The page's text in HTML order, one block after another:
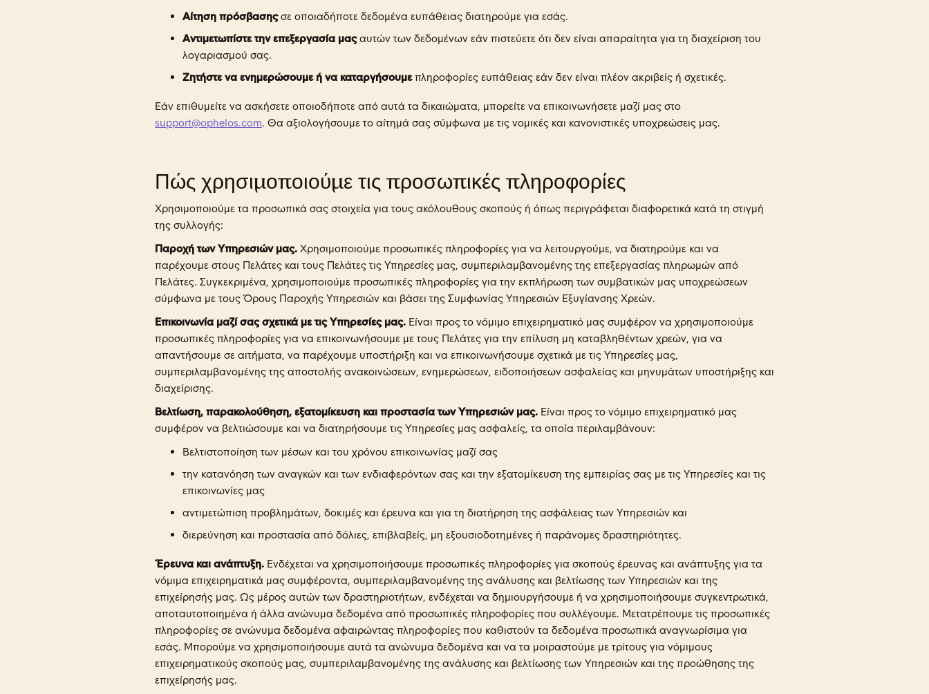
Αίτηση πρόσβασηςσε οποιαδήποτε δεδομένα ευπάθειας διατηρούμε για εσάς.
Αντιμετωπίστε την επεξεργασία μαςαυτών των δεδομένων εάν πιστεύετε ότι δεν είναι απαραίτητα για τη διαχείριση του
λογαριασμού σας.
Ζητήστε να ενημερώσουμε ή να καταργήσουμεπληροφορίες ευπάθειας εάν δεν είναι πλέον ακριβείς ή σχετικές.
Εάν επιθυμείτε να ασκήσετε οποιοδήποτε από αυτά τα δικαιώματα, μπορείτε να επικοινωνήσετε μαζί μας στο
support@ophelos.com. Θα αξιολογήσουμε το αίτημά σας σύμφωνα με τις νομικές και κανονιστικές υποχρεώσεις μας.
Πώς χρησιμοποιούμε τις προσωπικές πληροφορίες
Χρησιμοποιούμε τα προσωπικά σας στοιχεία για τους ακόλουθους σκοπούς ή όπως περιγράφεται διαφορετικά κατά τη στιγμή
της συλλογής:
Παροχή των Υπηρεσιών μας. Χρησιμοποιούμε προσωπικές πληροφορίες για να λειτουργούμε, να διατηρούμε και να
παρέχουμε στους Πελάτες και τους Πελάτες τις Υπηρεσίες μας, συμπεριλαμβανομένης της επεξεργασίας πληρωμών από
Πελάτες. Συγκεκριμένα, χρησιμοποιούμε προσωπικές πληροφορίες για την εκπλήρωση των συμβατικών μας υποχρεώσεων
σύμφωνα με τους Όρους Παροχής Υπηρεσιών και βάσει της Συμφωνίας Υπηρεσιών Εξυγίανσης Χρεών.
Επικοινωνία μαζί σας σχετικά με τις Υπηρεσίες μας. Είναι προς το νόμιμο επιχειρηματικό μας συμφέρον να χρησιμοποιούμε
προσωπικές πληροφορίες για να επικοινωνήσουμε με τους Πελάτες για την επίλυση μη καταβληθέντων χρεών, για να
απαντήσουμε σε αιτήματα, να παρέχουμε υποστήριξη και να επικοινωνήσουμε σχετικά με τις Υπηρεσίες μας,
συμπεριλαμβανομένης της αποστολής ανακοινώσεων, ενημερώσεων, ειδοποιήσεων ασφαλείας και μηνυμάτων υποστήριξης και
διαχείρισης.
Βελτίωση, παρακολούθηση, εξατομίκευση και προστασία των Υπηρεσιών μας. Είναι προς το νόμιμο επιχειρηματικό μας
συμφέρον να βελτιώσουμε και να διατηρήσουμε τις Υπηρεσίες μας ασφαλείς, τα οποία περιλαμβάνουν:
Βελτιστοποίηση των μέσων και του χρόνου επικοινωνίας μαζί σας
την κατανόηση των αναγκών και των ενδιαφερόντων σας και την εξατομίκευση της εμπειρίας σας με τις Υπηρεσίες και τις
επικοινωνίες μας
αντιμετώπιση προβλημάτων, δοκιμές και έρευνα και για τη διατήρηση της ασφάλειας των Υπηρεσιών και
διερεύνηση και προστασία από δόλιες, επιβλαβείς, μη εξουσιοδοτημένες ή παράνομες δραστηριότητες.
Έρευνα και ανάπτυξη. Ενδέχεται να χρησιμοποιήσουμε προσωπικές πληροφορίες για σκοπούς έρευνας και ανάπτυξης για τα
νόμιμα επιχειρηματικά μας συμφέροντα, συμπεριλαμβανομένης της ανάλυσης και βελτίωσης των Υπηρεσιών και της
επιχείρησής μας. Ως μέρος αυτών των δραστηριοτήτων, ενδέχεται να δημιουργήσουμε ή να χρησιμοποιήσουμε συγκεντρωτικά,
αποταυτοποιημένα ή άλλα ανώνυμα δεδομένα από προσωπικές πληροφορίες που συλλέγουμε. Μετατρέπουμε τις προσωπικές
πληροφορίες σε ανώνυμα δεδομένα αφαιρώντας πληροφορίες που καθιστούν τα δεδομένα προσωπικά αναγνωρίσιμα για
εσάς. Μπορούμε να χρησιμοποιήσουμε αυτά τα ανώνυμα δεδομένα και να τα μοιραστούμε με τρίτους για νόμιμους
επιχειρηματικούς σκοπούς μας, συμπεριλαμβανομένης της ανάλυσης και βελτίωσης των Υπηρεσιών και της προώθησης της
επιχείρησής μας.